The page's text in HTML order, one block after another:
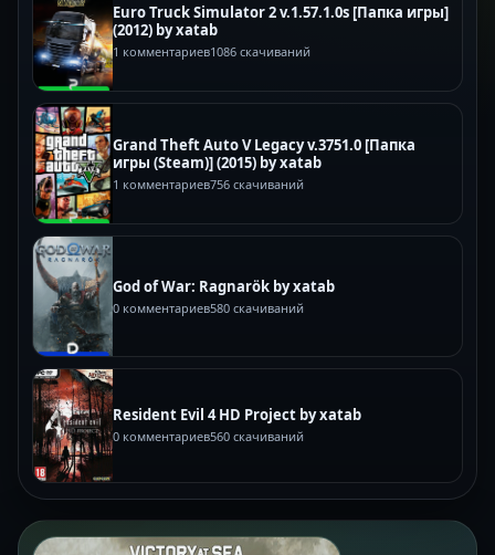
Euro Truck Simulator 2 v.1.57.1.0s [Папка игры]
(2012) by xatab
1 комментариев1086 скачиваний
Grand Theft Auto V Legacy v.3751.0 [Папка
игры (Steam)] (2015) by xatab
1 комментариев756 скачиваний
God of War: Ragnarök by xatab
0 комментариев580 скачиваний
Resident Evil 4 HD Project by xatab
0 комментариев560 скачиваний